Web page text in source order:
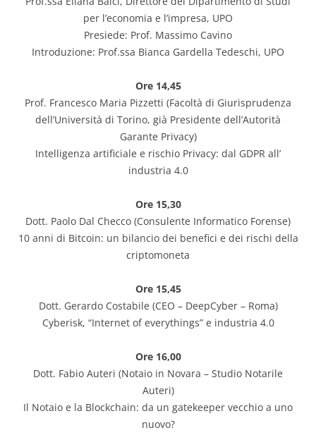
per l’economia e l’impresa, UPO
Presiede: Prof. Massimo Cavino
Introduzione: Prof.ssa Bianca Gardella Tedeschi, UPO
Ore 14,45
Prof. Francesco Maria Pizzetti (Facoltà di Giurisprudenza
dell’Università di Torino, già Presidente dell’Autorità
Garante Privacy)
Intelligenza artificiale e rischio Privacy: dal GDPR all’
industria 4.0
Ore 15,30
Dott. Paolo Dal Checco (Consulente Informatico Forense)
10 anni di Bitcoin: un bilancio dei benefici e dei rischi della
criptomoneta
Ore 15,45
Dott. Gerardo Costabile (CEO – DeepCyber – Roma)
Cyberisk, “Internet of everythings” e industria 4.0
Ore 16,00
Dott. Fabio Auteri (Notaio in Novara – Studio Notarile
Auteri)
Il Notaio e la Blockchain: da un gatekeeper vecchio a uno
nuovo?